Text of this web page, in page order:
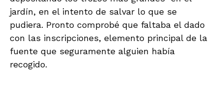
jardín, en el intento de salvar lo que se
pudiera. Pronto comprobé que faltaba el dado
con las inscripciones, elemento principal de la
fuente que seguramente alguien había
recogido.